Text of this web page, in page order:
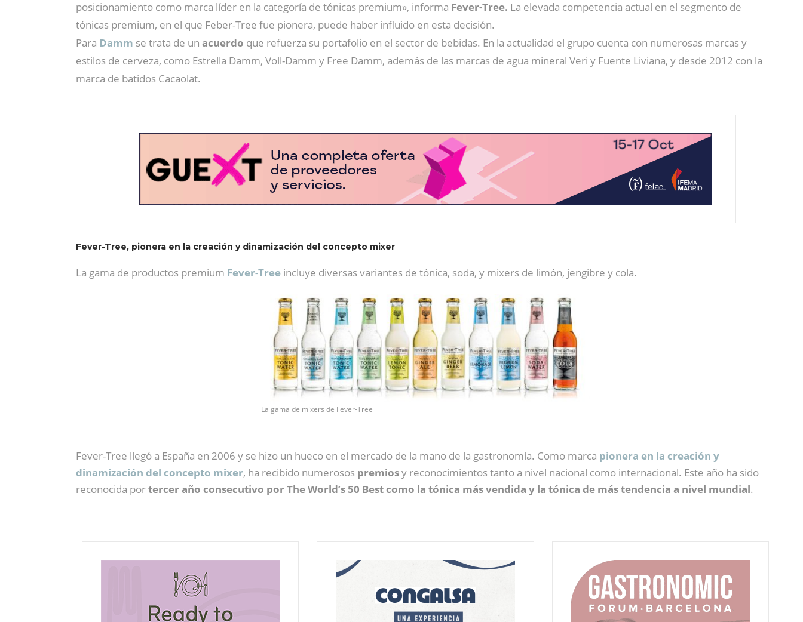
posicionamiento como marca líder en la categoría de tónicas premium», informa Fever-Tree. La elevada competencia actual en el segmento de
tónicas premium, en el que Feber-Tree fue pionera, puede haber influido en esta decisión.
Para Damm se trata de un acuerdo que refuerza su portafolio en el sector de bebidas. En la actualidad el grupo cuenta con numerosas marcas y
estilos de cerveza, como Estrella Damm, Voll-Damm y Free Damm, además de las marcas de agua mineral Veri y Fuente Liviana, y desde 2012 con la
marca de batidos Cacaolat.
Fever-Tree, pionera en la creación y dinamización del concepto mixer
La gama de productos premium Fever-Tree incluye diversas variantes de tónica, soda, y mixers de limón, jengibre y cola.
La gama de mixers de Fever-Tree
Fever-Tree llegó a España en 2006 y se hizo un hueco en el mercado de la mano de la gastronomía. Como marca pionera en la creación y
dinamización del concepto mixer, ha recibido numerosos premiosy reconocimientos tanto a nivel nacional como internacional. Este año ha sido
reconocida portercer año consecutivo por The World’s 50 Best como la tónica más vendida y la tónica de más tendencia a nivel mundial.